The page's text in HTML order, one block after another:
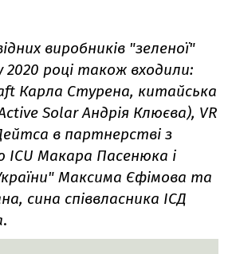
виробників "зеленої"
2020 році також входили:
Карла Стурена, китайська
Solar Андрія Клюєва), VR
в партнерстві з
ICU Макара Пасенюка і
Максима Єфімова та
сина співвласника ІСД
.